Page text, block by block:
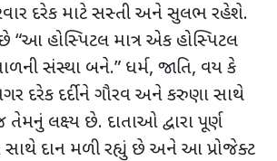
દરેક માટે સસ્તી અને સુલભ રહેશે.
છે “આ હોસ્પિટલ માત્ર એક હોસ્પિટલ
સંસ્થા બને.” ધર્મ, જાતિ, વય કે
દરેક દર્દીને ગૌરવ અને કરુણા સાથે
લક્ષ્ય છે. દાતાઓ દ્વારા પૂર્ણ
દાન મળી રહ્યું છે અને આ પ્રોજેક્ટ